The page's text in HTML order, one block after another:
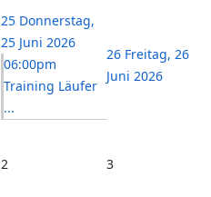
25 Donnerstag,
25 Juni 2026
06:00pm
Training Läufer
...
26 Freitag, 26
Juni 2026
2 3